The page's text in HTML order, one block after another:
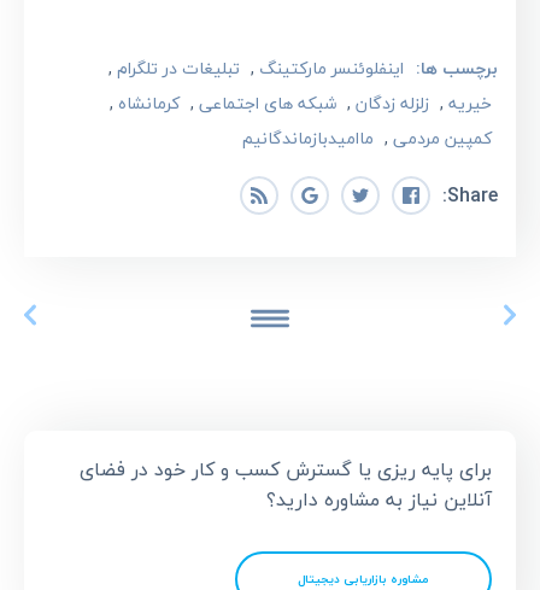
برچسب ها: اینفلوئنسر مارکتینگ , تبلیغات در تلگرام ,
خیریه , زلزله زدگان , شبکه های اجتماعی , کرمانشاه ,
کمپین مردمی , ماامیدبازماندگانیم
Share:
برای پایه ریزی یا گسترش کسب و کار خود در فضای
آنلاین نیاز به مشاوره دارید؟
مشاوره بازاریابی دیجیتال